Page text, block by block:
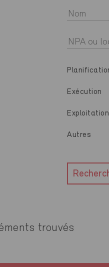
Exécution
Exploitation
Autres
trouvés